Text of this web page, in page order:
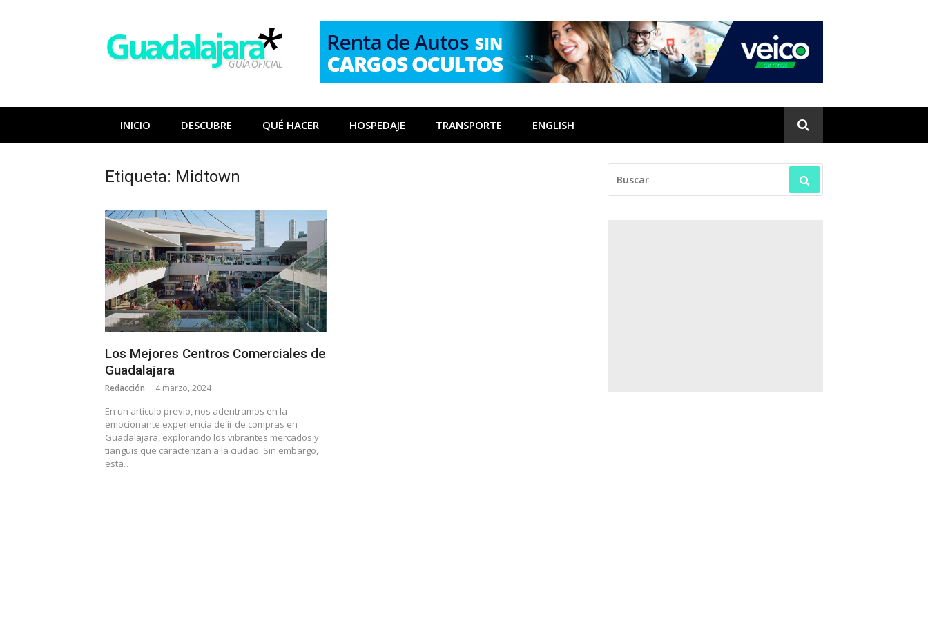
INICIO DESCUBRE QUÉ HACER HOSPEDAJE TRANSPORTE ENGLISH
Etiqueta: Midtown
Los Mejores Centros Comerciales de
Guadalajara
Redacción 4 marzo, 2024
En un artículo previo, nos adentramos en la
emocionante experiencia de ir de compras en
Guadalajara, explorando los vibrantes mercados y
tianguis que caracterizan a la ciudad. Sin embargo,
esta…